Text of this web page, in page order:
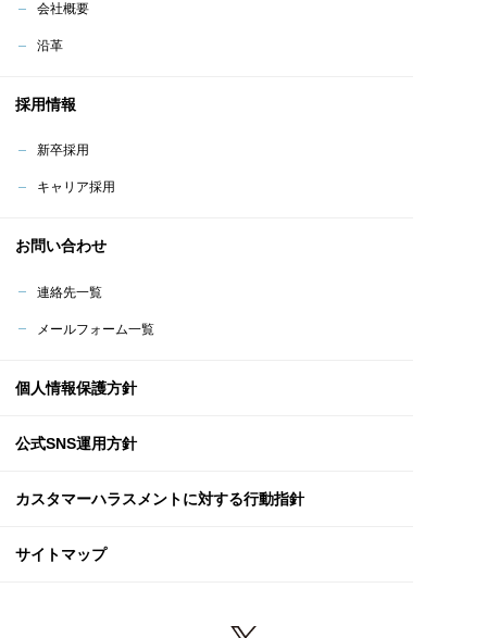
会社概要
沿革
採用情報
新卒採用
キャリア採用
お問い合わせ
連絡先一覧
メールフォーム一覧
個人情報保護方針
公式SNS運用方針
カスタマーハラスメントに対する行動指針
サイトマップ